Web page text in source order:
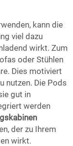
kann die
viel dazu
wirkt. Zum
oder Stühlen
Dies motiviert
nutzen. Die Pods
gut in
werden
der zu Ihrem
wirkt.